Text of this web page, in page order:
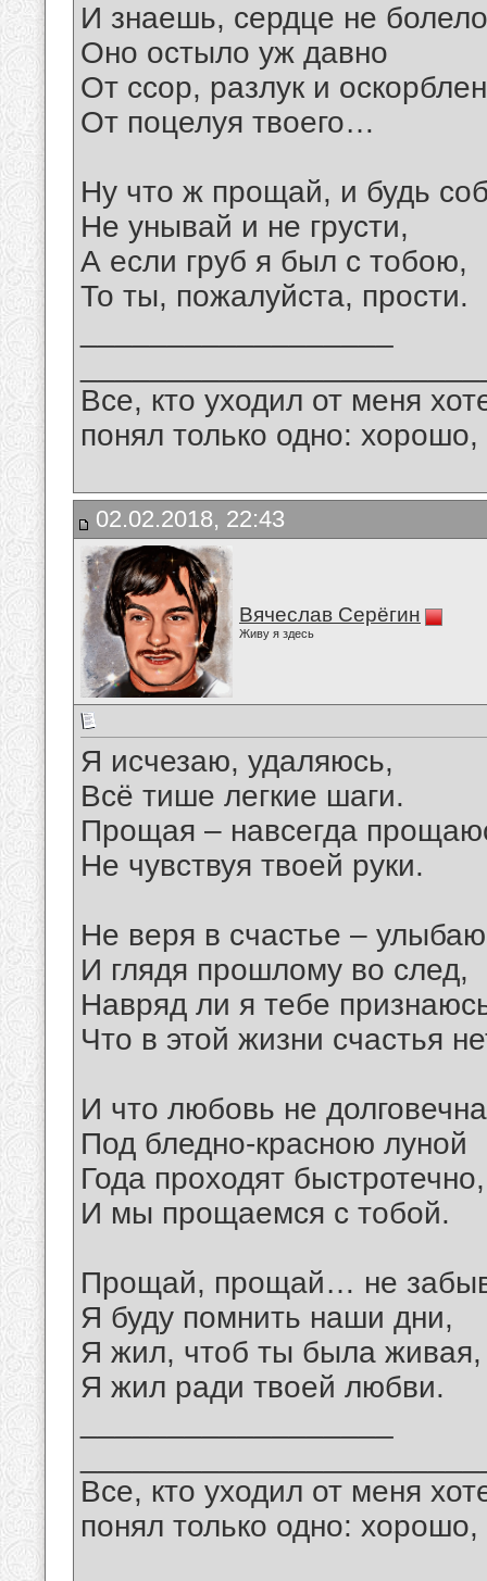
И знаешь, сердце не
Оно остыло уж давно
От ссор, разлук и
От поцелуя твоего…
Ну что ж прощай, и будь
Не унывай и не грусти,
А если груб я был с тобою,
То ты, пожалуйста, прости.
Все, кто уходил от меня
понял только одно:
02.02.2018, 22:43
Вячеслав Серёгин
Живу я здесь
Я исчезаю, удаляюсь,
Всё тише легкие шаги.
Прощая – навсегда
Не чувствуя твоей руки.
Не веря в счастье –
И глядя прошлому во след,
Навряд ли я тебе
Что в этой жизни счастья
И что любовь не
Под бледно-красною луной
Года проходят быстротечно,
И мы прощаемся с тобой.
Прощай, прощай… не
Я буду помнить наши дни,
Я жил, чтоб ты была живая,
Я жил ради твоей любви.
Все, кто уходил от меня
понял только одно: